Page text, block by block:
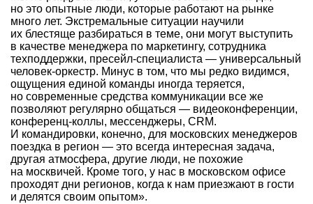
но это опытные люди, которые работают на рынке
много лет. Экстремальные ситуации научили
их блестяще разбираться в теме, они могут выступить
в качестве менеджера по маркетингу, сотрудника
техподдержки, пресейл-специалиста — универсальный
человек-оркестр. Минус в том, что мы редко видимся,
ощущения единой команды иногда теряется,
но современные средства коммуникации все же
позволяют регулярно общаться — видеоконференции,
конференц-коллы, мессенджеры, CRM.
И командировки, конечно, для московских менеджеров
поездка в регион — это всегда интересная задача,
другая атмосфера, другие люди, не похожие
на москвичей. Кроме того, у нас в московском офисе
проходят дни регионов, когда к нам приезжают в гости
и делятся своим опытом».